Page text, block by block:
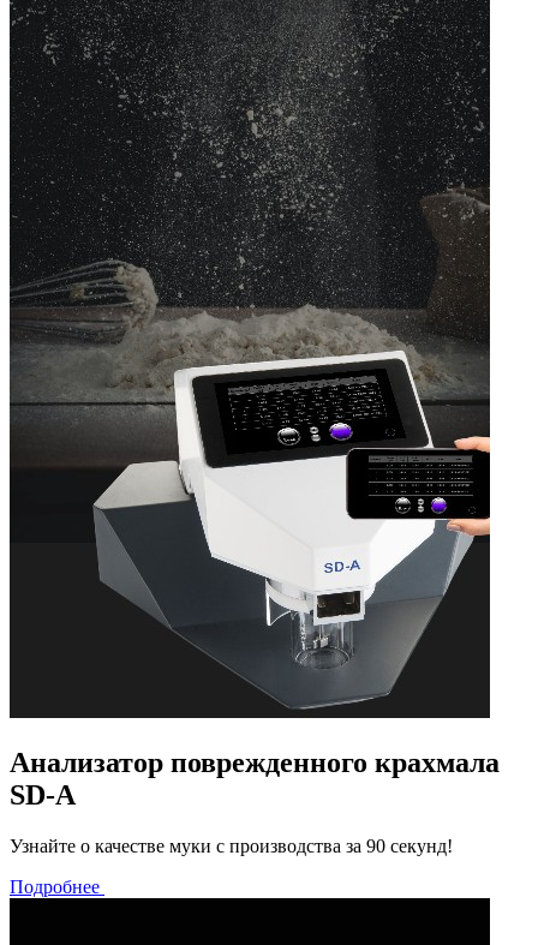
Анализатор поврежденного крахмала
SD-A
Узнайте о качестве муки с производства за 90 секунд!
Подробнее